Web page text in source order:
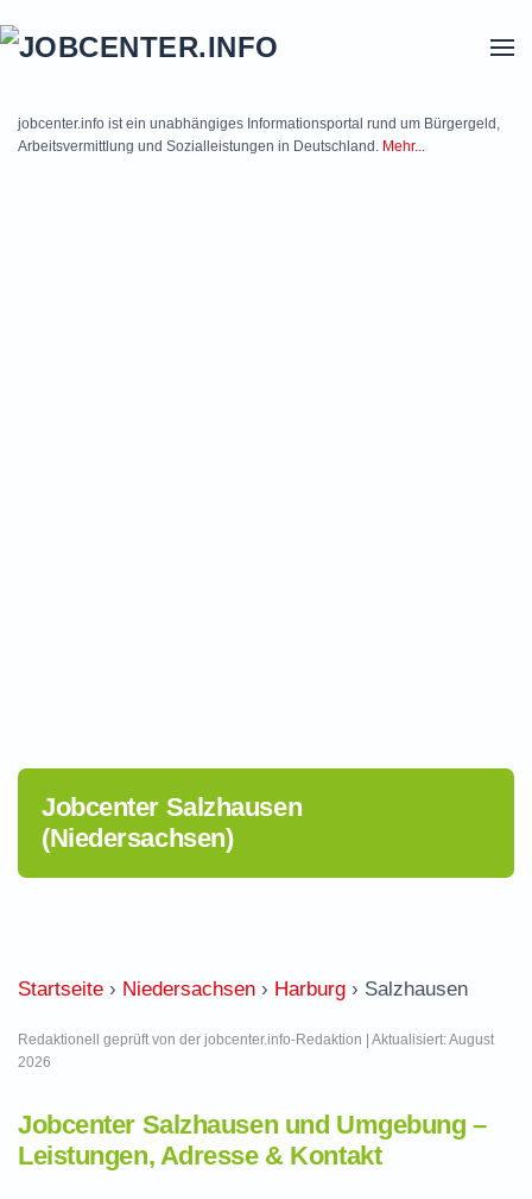
jobcenter.info ist ein unabhängiges Informationsportal rund um Bürgergeld,
Arbeitsvermittlung und Sozialleistungen in Deutschland. Mehr...
Jobcenter Salzhausen
(Niedersachsen)
Startseite › Niedersachsen › Harburg › Salzhausen
Redaktionell geprüft von der jobcenter.info-Redaktion | Aktualisiert: August
2026
Jobcenter Salzhausen und Umgebung –
Leistungen, Adresse & Kontakt